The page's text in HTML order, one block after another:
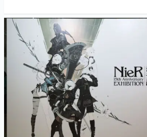
運営：株式会社マレ